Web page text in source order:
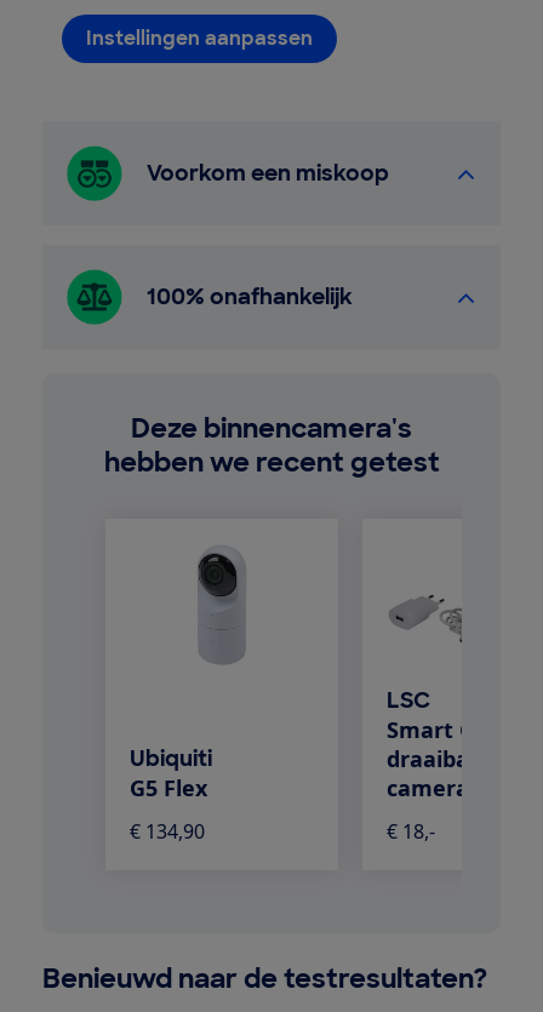
Instellingen aanpassen
Voorkom een miskoop
100% onafhankelijk
Deze binnencamera's
hebben we recent getest
Ubiquiti
G5 Flex
€ 134,90
LSC
Smart
draaibare
camera
€ 18,-
Benieuwd naar de testresultaten?